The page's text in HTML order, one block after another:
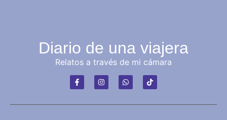
Diario de una viajera
Relatos a través de mi cámara